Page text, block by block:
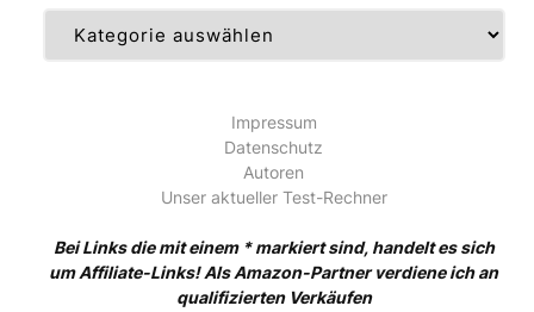
Impressum
Datenschutz
Autoren
Unser aktueller Test-Rechner
Bei Links die mit einem * markiert sind, handelt es sich
um Affiliate-Links! Als Amazon-Partner verdiene ich an
qualifizierten Verkäufen